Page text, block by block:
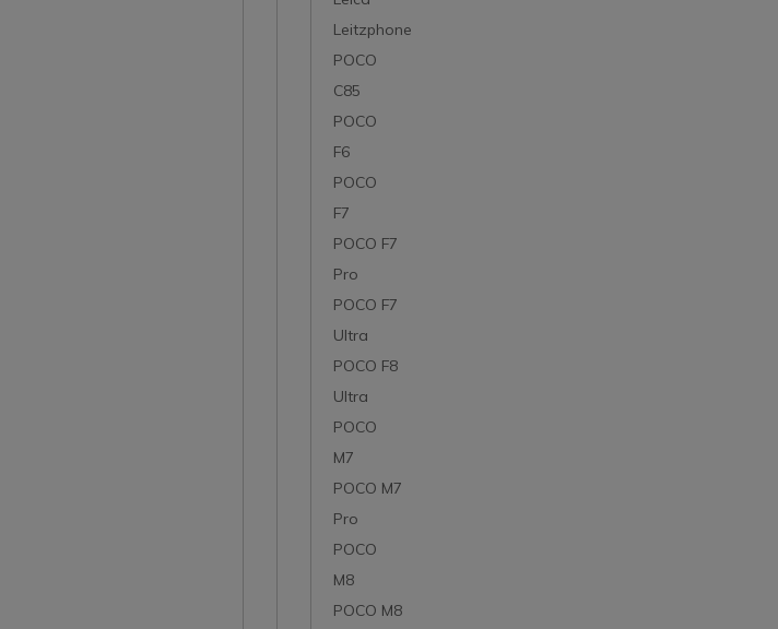
Leitzphone
POCO
C85
POCO
F6
POCO
F7
POCO F7
Pro
POCO F7
Ultra
POCO F8
Ultra
POCO
M7
POCO M7
Pro
POCO
M8
POCO M8